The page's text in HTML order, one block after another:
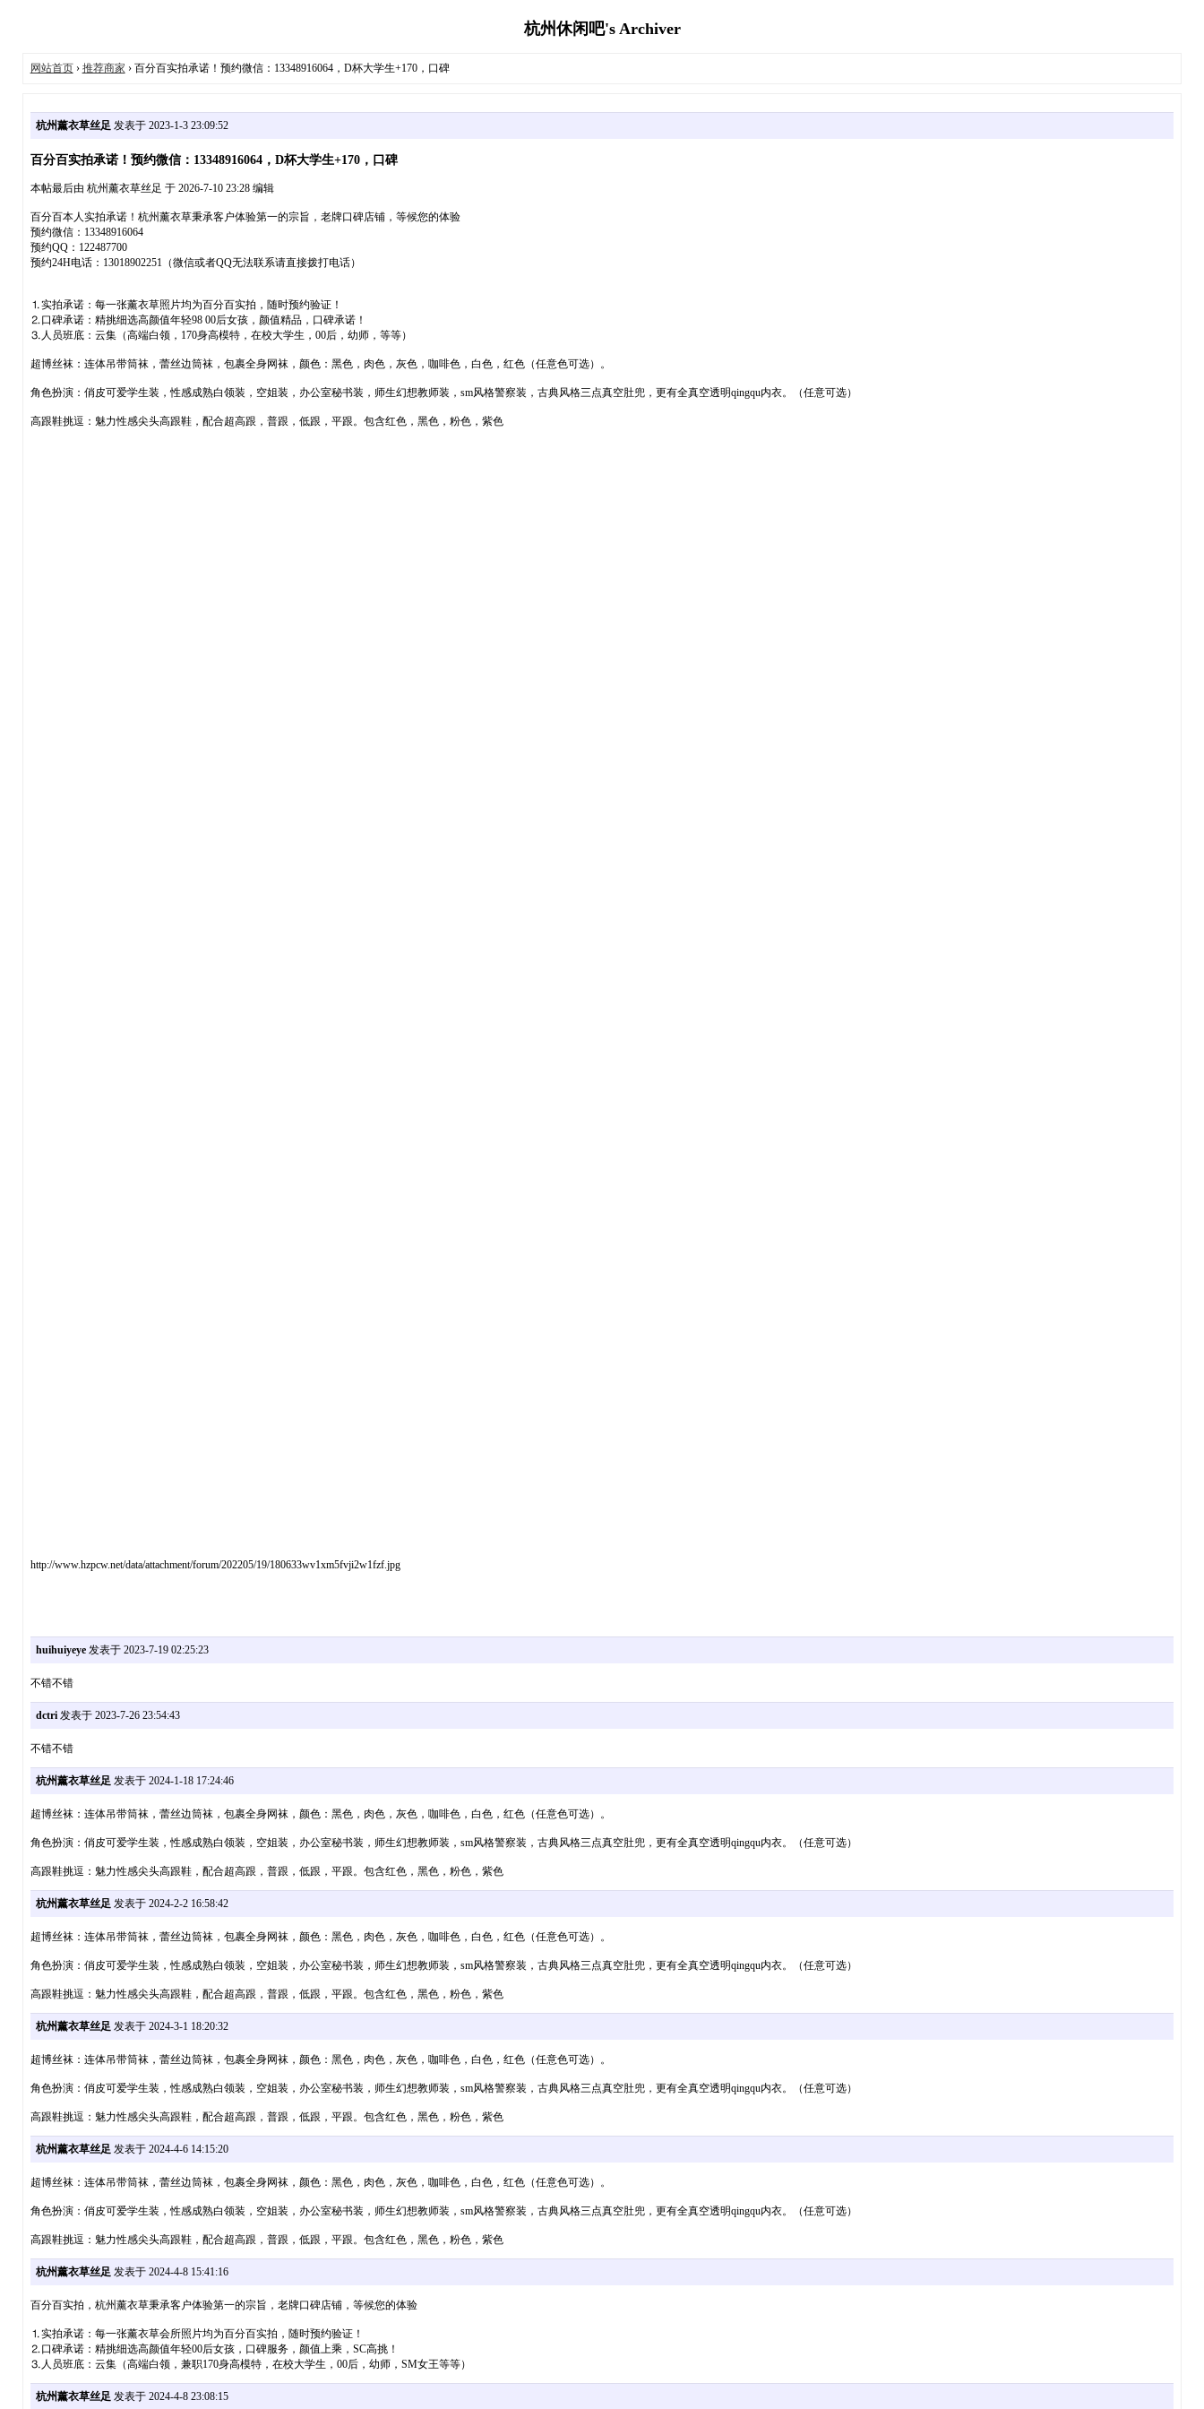
杭州休闲吧's Archiver
网站首页› 推荐商家 › 百分百实拍承诺！预约微信：13348916064，D杯大学生+170，口碑
杭州薰衣草丝足发表于 2023-1-3 23:09:52
百分百实拍承诺！预约微信：13348916064，D杯大学生+170，口碑
本帖最后由 杭州薰衣草丝足 于 2026-7-10 23:28 编辑
百分百本人实拍承诺！杭州薰衣草秉承客户体验第一的宗旨，老牌口碑店铺，等候您的体验
预约微信：13348916064
预约QQ：122487700
预约24H电话：13018902251（微信或者QQ无法联系请直接拨打电话）
⒈实拍承诺：每一张薰衣草照片均为百分百实拍，随时预约验证！
⒉口碑承诺：精挑细选高颜值年轻98 00后女孩，颜值精品，口碑承诺！
⒊人员班底：云集（高端白领，170身高模特，在校大学生，00后，幼师，等等）
超博丝袜：连体吊带筒袜，蕾丝边筒袜，包裹全身网袜，颜色：黑色，肉色，灰色，咖啡色，白色，红色（任意色可选）。
角色扮演：俏皮可爱学生装，性感成熟白领装，空姐装，办公室秘书装，师生幻想教师装，sm风格警察装，古典风格三点真空肚兜，更有全真空透明qingqu内衣。（任意可选）
高跟鞋挑逗：魅力性感尖头高跟鞋，配合超高跟，普跟，低跟，平跟。包含红色，黑色，粉色，紫色
http://www.hzpcw.net/data/attachment/forum/202205/19/180633wv1xm5fvji2w1fzf.jpg
huihuiyeye发表于 2023-7-19 02:25:23
不错不错
dctri发表于 2023-7-26 23:54:43
不错不错
杭州薰衣草丝足发表于 2024-1-18 17:24:46
超博丝袜：连体吊带筒袜，蕾丝边筒袜，包裹全身网袜，颜色：黑色，肉色，灰色，咖啡色，白色，红色（任意色可选）。
角色扮演：俏皮可爱学生装，性感成熟白领装，空姐装，办公室秘书装，师生幻想教师装，sm风格警察装，古典风格三点真空肚兜，更有全真空透明qingqu内衣。（任意可选）
高跟鞋挑逗：魅力性感尖头高跟鞋，配合超高跟，普跟，低跟，平跟。包含红色，黑色，粉色，紫色
杭州薰衣草丝足发表于 2024-2-2 16:58:42
超博丝袜：连体吊带筒袜，蕾丝边筒袜，包裹全身网袜，颜色：黑色，肉色，灰色，咖啡色，白色，红色（任意色可选）。
角色扮演：俏皮可爱学生装，性感成熟白领装，空姐装，办公室秘书装，师生幻想教师装，sm风格警察装，古典风格三点真空肚兜，更有全真空透明qingqu内衣。（任意可选）
高跟鞋挑逗：魅力性感尖头高跟鞋，配合超高跟，普跟，低跟，平跟。包含红色，黑色，粉色，紫色
杭州薰衣草丝足发表于 2024-3-1 18:20:32
超博丝袜：连体吊带筒袜，蕾丝边筒袜，包裹全身网袜，颜色：黑色，肉色，灰色，咖啡色，白色，红色（任意色可选）。
角色扮演：俏皮可爱学生装，性感成熟白领装，空姐装，办公室秘书装，师生幻想教师装，sm风格警察装，古典风格三点真空肚兜，更有全真空透明qingqu内衣。（任意可选）
高跟鞋挑逗：魅力性感尖头高跟鞋，配合超高跟，普跟，低跟，平跟。包含红色，黑色，粉色，紫色
杭州薰衣草丝足发表于 2024-4-6 14:15:20
超博丝袜：连体吊带筒袜，蕾丝边筒袜，包裹全身网袜，颜色：黑色，肉色，灰色，咖啡色，白色，红色（任意色可选）。
角色扮演：俏皮可爱学生装，性感成熟白领装，空姐装，办公室秘书装，师生幻想教师装，sm风格警察装，古典风格三点真空肚兜，更有全真空透明qingqu内衣。（任意可选）
高跟鞋挑逗：魅力性感尖头高跟鞋，配合超高跟，普跟，低跟，平跟。包含红色，黑色，粉色，紫色
杭州薰衣草丝足发表于 2024-4-8 15:41:16
百分百实拍，杭州薰衣草秉承客户体验第一的宗旨，老牌口碑店铺，等候您的体验
⒈实拍承诺：每一张薰衣草会所照片均为百分百实拍，随时预约验证！
⒉口碑承诺：精挑细选高颜值年轻00后女孩，口碑服务，颜值上乘，SC高挑！
⒊人员班底：云集（高端白领，兼职170身高模特，在校大学生，00后，幼师，SM女王等等）
杭州薰衣草丝足发表于 2024-4-8 23:08:15